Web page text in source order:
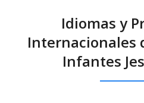
Idiomas y
Internacionales
Infantes